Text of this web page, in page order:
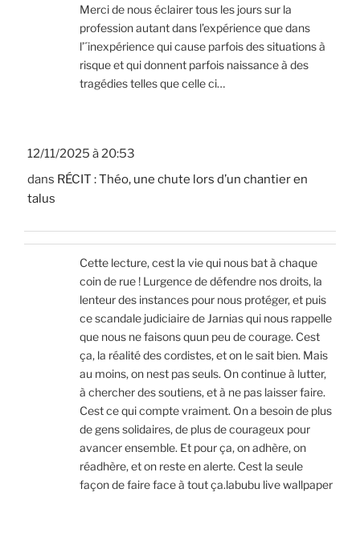
12/11/2025 à 20:53
dans RÉCIT : Théo, une chute lors d’un chantier en
talus
Merci de nous éclairer tous les jours sur la
profession autant dans l’expérience que dans
l’´inexpérience qui cause parfois des situations à
risque et qui donnent parfois naissance à des
tragédies telles que celle ci…
Cette lecture, cest la vie qui nous bat à chaque
coin de rue ! Lurgence de défendre nos droits, la
lenteur des instances pour nous protéger, et puis
ce scandale judiciaire de Jarnias qui nous rappelle
que nous ne faisons quun peu de courage. Cest
ça, la réalité des cordistes, et on le sait bien. Mais
au moins, on nest pas seuls. On continue à lutter,
à chercher des soutiens, et à ne pas laisser faire.
Cest ce qui compte vraiment. On a besoin de plus
de gens solidaires, de plus de courageux pour
avancer ensemble. Et pour ça, on adhère, on
réadhère, et on reste en alerte. Cest la seule
façon de faire face à tout ça.labubu live wallpaper